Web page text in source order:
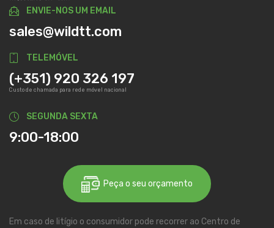
ENVIE-NOS UM EMAIL
sales@wildtt.com
TELEMÓVEL
(+351) 920 326 197
Custo de chamada para rede móvel nacional
SEGUNDA SEXTA
9:00-18:00
Peça o seu orçamento
Em caso de litígio o consumidor pode recorrer ao Centro de